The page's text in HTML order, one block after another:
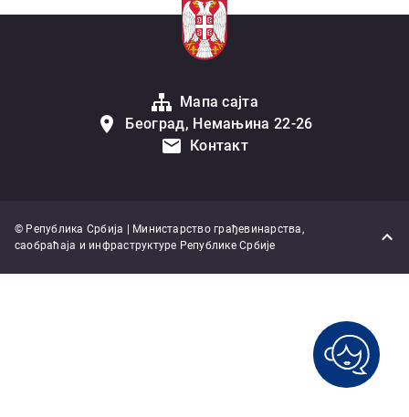
Мапа сајта
Београд, Немањина 22-26
Контакт
© Република Србија | Министарство грађевинарства,
саобраћаја и инфраструктуре Републике Србије